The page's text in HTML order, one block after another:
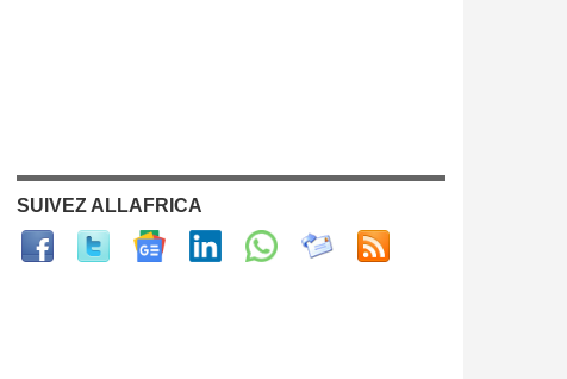
SUIVEZ ALLAFRICA